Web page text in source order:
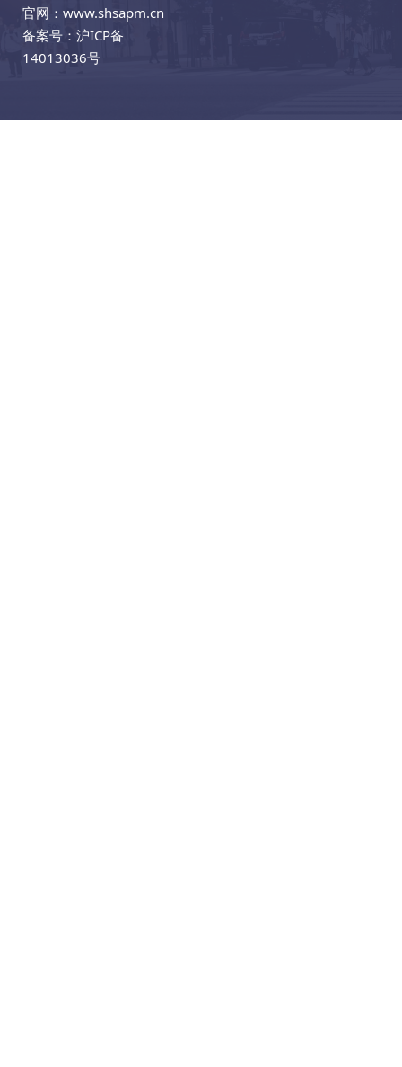
官网：www.shsapm.cn
备案号： 沪ICP备
14013036号